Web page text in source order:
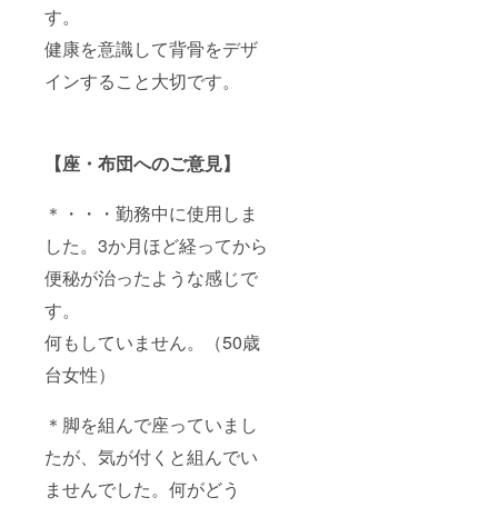
す。
健康を意識して背骨をデザ
インすること大切です。
【座・布団へのご意見】
＊・・・勤務中に使用しま
した。3か月ほど経ってから
便秘が治ったような感じで
す。
何もしていません。（50歳
台女性）
＊脚を組んで座っていまし
たが、気が付くと組んでい
ませんでした。何がどう